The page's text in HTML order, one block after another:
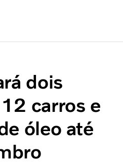
e Segurança
dois
carros e
óleo até